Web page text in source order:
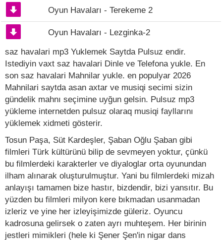
Oyun Havaları - Terekeme 2
Oyun Havaları - Lezginka-2
saz havalari mp3 Yuklemek Saytda Pulsuz endir.
Istediyin vaxt saz havalari Dinle ve Telefona yukle. En
son saz havalari Mahnilar yukle. en populyar 2026
Mahnilari saytda asan axtar ve musiqi secimi sizin
gündelik mahnı seçimine uyğun gelsin. Pulsuz mp3
yükleme internetden pulsuz olaraq musiqi fayllarını
yüklemek xidmeti gösterir.
Tosun Paşa, Süt Kardeşler, Şaban Oğlu Şaban gibi
filmleri Türk kültürünü bilip de sevmeyen yoktur, çünkü
bu filmlerdeki karakterler ve diyaloglar orta oyunundan
ilham alınarak oluşturulmuştur. Yani bu filmlerdeki mizah
anlayışı tamamen bize hastır, bizdendir, bizi yansıtır. Bu
yüzden bu filmleri milyon kere bıkmadan usanmadan
izleriz ve yine her izleyişimizde güleriz. Oyuncu
kadrosuna gelirsek o zaten ayrı muhteşem. Her birinin
jestleri mimikleri (hele ki Şener Şen'in nigar dans